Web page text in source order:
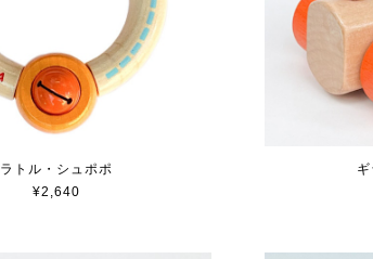
ラトル・シュポポ
¥2,640